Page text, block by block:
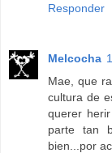
Responder
Melcocha
Mae, que
cultura de
querer
parte tan
bien...por